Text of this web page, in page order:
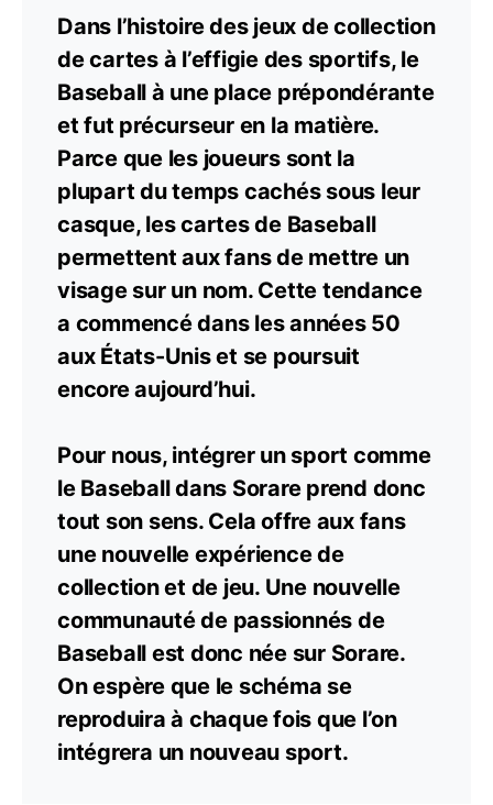
Dans l’histoire des jeux de collection
de cartes à l’effigie des sportifs, le
Baseball à une place prépondérante
et fut précurseur en la matière.
Parce que les joueurs sont la
plupart du temps cachés sous leur
casque, les cartes de Baseball
permettent aux fans de mettre un
visage sur un nom. Cette tendance
a commencé dans les années 50
aux États-Unis et se poursuit
encore aujourd’hui.
Pour nous, intégrer un sport comme
le Baseball dans Sorare prend donc
tout son sens. Cela offre aux fans
une nouvelle expérience de
collection et de jeu. Une nouvelle
communauté de passionnés de
Baseball est donc née sur Sorare.
On espère que le schéma se
reproduira à chaque fois que l’on
intégrera un nouveau sport.